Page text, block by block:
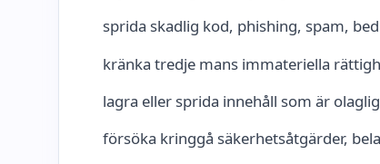
sprida skadlig kod, phishing, spam,
kränka tredje mans immateriella
lagra eller sprida innehåll som är
försöka kringgå säkerhetsåtgärder,